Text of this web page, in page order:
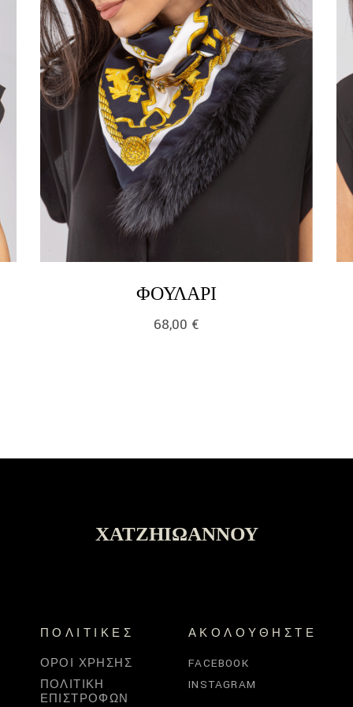
ΦΟΥΛΆΡΙLINK
68,00 €
ΧΑΤΖΗΙΩΆΝΝΟΥ
ΠΟΛΙΤΙΚΈΣ
ΌΡΟΙ ΧΡΉΣΗΣ
ΠΟΛΙΤΙΚΉ
ΕΠΙΣΤΡΟΦΏΝ
ΑΚΟΛΟΥΘΉΣΤΕ
FACEBOOK
INSTAGRAM